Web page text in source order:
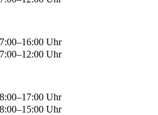
Uhr
Uhr
Uhr
Uhr